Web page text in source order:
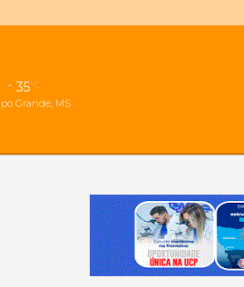
35°C
Grande, MS